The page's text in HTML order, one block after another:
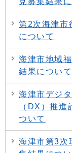
第2次海津市
について
海津市地域
結果について
海津市デジ
（DX）推
ついて
海津市第3次